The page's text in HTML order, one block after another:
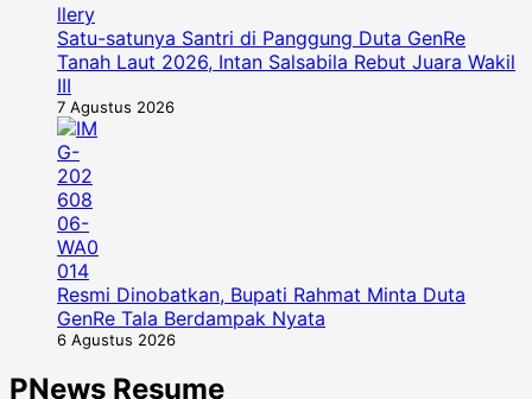
Satu-satunya Santri di Panggung Duta GenRe
Tanah Laut 2026, Intan Salsabila Rebut Juara Wakil
III
7 Agustus 2026
Resmi Dinobatkan, Bupati Rahmat Minta Duta
GenRe Tala Berdampak Nyata
6 Agustus 2026
PNews Resume